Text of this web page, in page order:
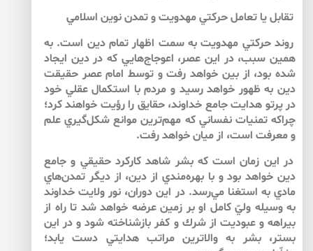
تقابل يا تعامل حركتي مهدويت و تمدن نوين اسلامي
روند حركتي مهدويت به سمت اظهار تمام دين است. به
همين سبب، در اين عصر، اعوجاج‌‌هايي كه در دين ايجاد
شده بود، از بين خواهد رفت و توسط امام عصر حقيقت
دين به ظهور خواهد رسيد و مردم با استكمال عقلي خود
در پرتو هدايت جامع خداوند، حقايق را رؤيت خواهند كرد؛
چراكه تمنيات نفساني كه مهم‌‌ترين موانع شكل‌‌گيري علم
و معرفت است، از ميان خواهد رفت.
در اين زمان است كه بشر شاهد كاركرد حقيقي و جامع
دين خواهد بود و با بهره‌مندي از دين، از ديگر تمدن‌‌هاي
مادي به استغنا مي‌‌رسد. در اين دوران، نور ولايت خداوند
به وسيله وليّ كامل او بر زمين عرضه خواهد شد تا راه از
بيراهه و عبوديت از شرك و كفر بازشناخته شود و در اين
بستر، بشر به والاترين مراتب هدايتي دست يابد؛